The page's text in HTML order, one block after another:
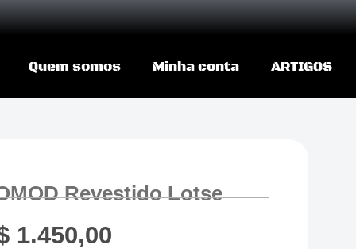
Quem somos Minha conta ARTIGOS
Revestido Lotse
1.450,00